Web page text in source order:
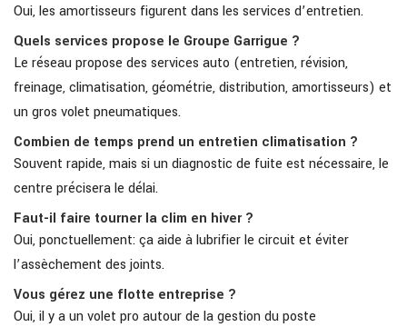
Oui, les amortisseurs figurent dans les services d’entretien.
Quels services propose le Groupe Garrigue ?
Le réseau propose des services auto (entretien, révision,
freinage, climatisation, géométrie, distribution, amortisseurs) et
un gros volet pneumatiques.
Combien de temps prend un entretien climatisation ?
Souvent rapide, mais si un diagnostic de fuite est nécessaire, le
centre précisera le délai.
Faut-il faire tourner la clim en hiver ?
Oui, ponctuellement: ça aide à lubrifier le circuit et éviter
l’assèchement des joints.
Vous gérez une flotte entreprise ?
Oui, il y a un volet pro autour de la gestion du poste